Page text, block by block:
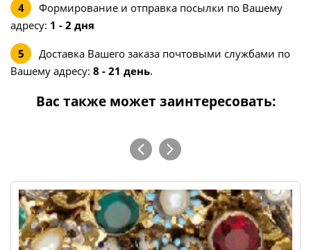
Формирование и отправка посылки по Вашему
адресу: 1 - 2 дня
Доставка Вашего заказа почтовыми службами по
Вашему адресу: 8 - 21 день.
Вас также может заинтересовать: